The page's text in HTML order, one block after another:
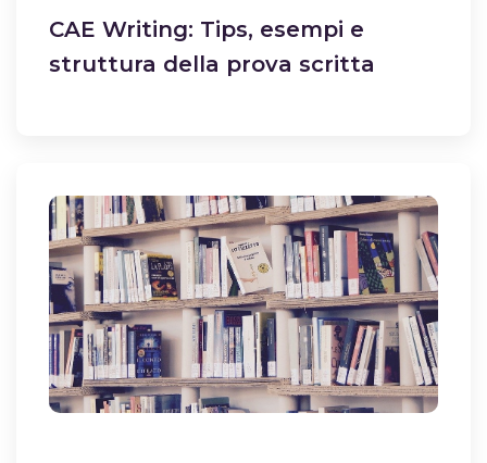
CAE Writing: Tips, esempi e
struttura della prova scritta